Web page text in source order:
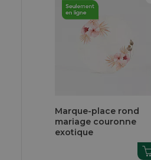
Marque-place rond
mariage couronne
exotique